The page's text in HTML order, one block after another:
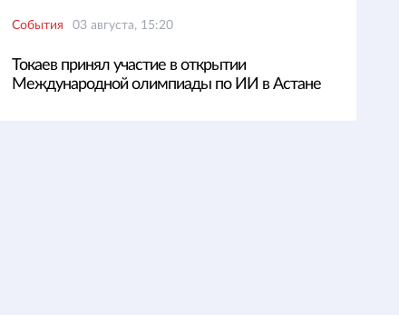
События 03 августа, 15:20
Токаев принял участие в открытии
Международной олимпиады по ИИ в Астане